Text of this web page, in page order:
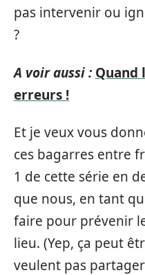
pas intervenir ou
?
A voir aussi : Quand
erreurs !
Et je veux vous
ces bagarres entre
1 de cette série en
que nous, en tant
faire pour prévenir
lieu. (Yep, ça peut
veulent pas